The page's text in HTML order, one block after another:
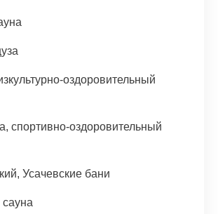
оздоровительный
спортивно-оздоровительный
Усачевские бани